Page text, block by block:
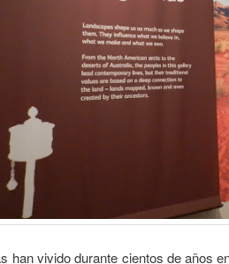
han vivido durante cientos de años